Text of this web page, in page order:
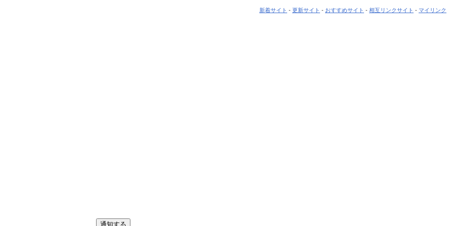
新着サイト - 更新サイト - おすすめサイト - 相互リンクサイト - マイリンク